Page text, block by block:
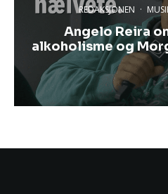
REDAKSJONEN ·
Angelo Reira
alkoholisme og